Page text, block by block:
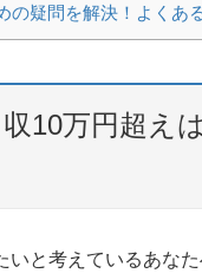
の疑問を解決！よくあ
10万円超え
と考えているあなた